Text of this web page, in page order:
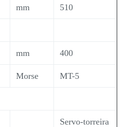
mm 510
mm 400
Morse MT-5
Servo-torreira